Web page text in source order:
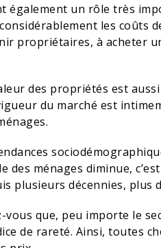
également un rôle très
les coûts
propriétaires, à acheter
des propriétés est
du marché est
des ménages diminue,
plusieurs décennies,
vous que, peu importe le
de rareté. Ainsi, toutes